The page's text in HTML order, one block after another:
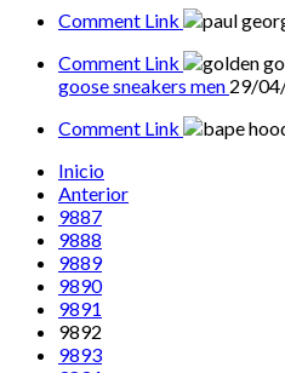
Comment Link
Comment Link
goose sneakers men 29/
Comment Link
Inicio
Anterior
9887
9888
9889
9890
9891
9892
9893